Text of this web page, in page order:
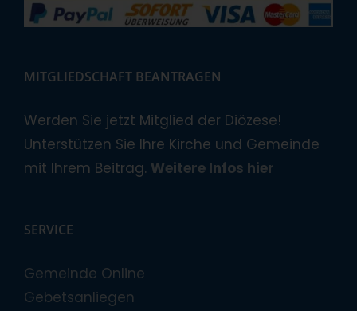
MITGLIEDSCHAFT BEANTRAGEN
Werden Sie jetzt Mitglied der Diözese!
Unterstützen Sie Ihre Kirche und Gemeinde
mit Ihrem Beitrag. Weitere Infos hier
SERVICE
Gemeinde Online
Gebetsanliegen